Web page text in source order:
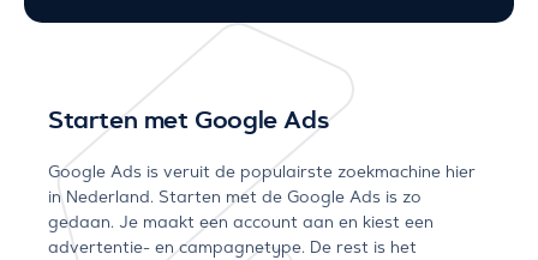
Starten met Google Ads
Google Ads is veruit de populairste zoekmachine hier
in Nederland. Starten met de Google Ads is zo
gedaan. Je maakt een account aan en kiest een
advertentie- en campagnetype. De rest is het